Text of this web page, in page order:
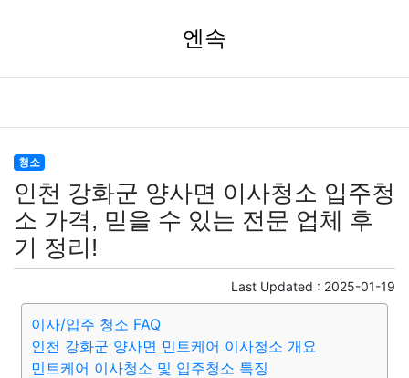
엔속
청소
인천 강화군 양사면 이사청소 입주청
소 가격, 믿을 수 있는 전문 업체 후
기 정리!
Last Updated : 2025-01-19
이사/입주 청소 FAQ
인천 강화군 양사면 민트케어 이사청소 개요
민트케어 이사청소 및 입주청소 특징